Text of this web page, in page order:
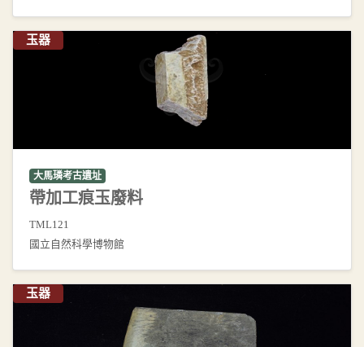
玉器
大馬璘考古遺址
帶加工痕玉廢料
TML121
國立自然科學博物館
玉器